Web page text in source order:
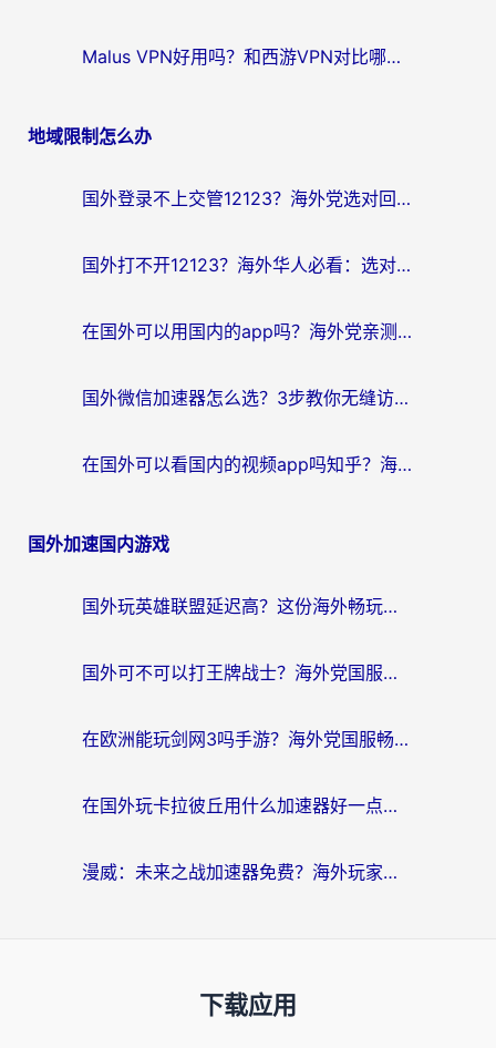
Malus VPN好用吗？和西游VPN对比哪个回国效果更好？海外党亲测后的真实选择
地域限制怎么办
国外登录不上交管12123？海外党选对回国加速器，无缝访问国内资源不发愁
国外打不开12123？海外华人必看：选对回国加速器，无缝访问国内资源
在国外可以用国内的app吗？海外党亲测有效的回国加速方案
国外微信加速器怎么选？3步教你无缝访问国内资源（附避坑指南）
在国外可以看国内的视频app吗知乎？海外党亲测有效的追剧解决方案
国外加速国内游戏
国外玩英雄联盟延迟高？这份海外畅玩国服游戏的加速器终极指南帮你搞定
国外可不可以打王牌战士？海外党国服游戏加速终极指南（附3款热门游戏实测）
在欧洲能玩剑网3吗手游？海外党国服畅玩终极攻略（附三大热门游戏解决方案）
在国外玩卡拉彼丘用什么加速器好一点？海外党亲测有效的国服游戏加速指南
漫威：未来之战加速器免费？海外玩家国服畅玩终极指南（附一梦江湖弈剑行解决方案）
下载应用